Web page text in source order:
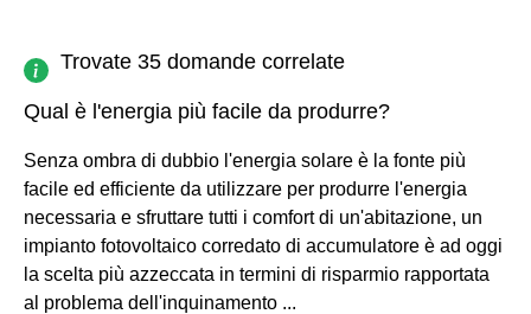
Trovate 35 domande correlate
Qual è l'energia più facile da produrre?
Senza ombra di dubbio l'energia solare è la fonte più
facile ed efficiente da utilizzare per produrre l'energia
necessaria e sfruttare tutti i comfort di un'abitazione, un
impianto fotovoltaico corredato di accumulatore è ad oggi
la scelta più azzeccata in termini di risparmio rapportata
al problema dell'inquinamento ...